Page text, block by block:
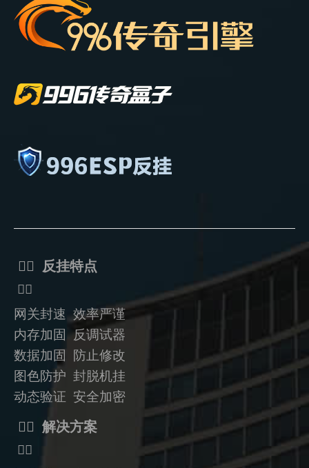
ᅟᅠ 反挂特点
ᅟᅠ
网关封速 效率严谨
内存加固 反调试器
数据加固
防止修改
图色防护 封脱机挂
动态验证 安全加密
ᅟᅠ 解决方案
ᅟᅠ